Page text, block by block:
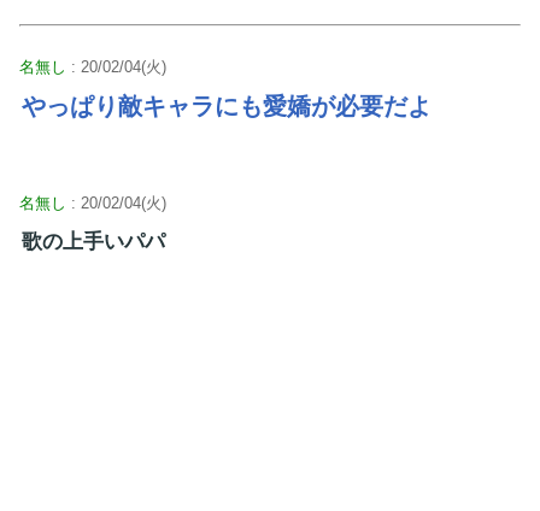
名無し : 20/02/04(火)
やっぱり敵キャラにも愛嬌が必要だよ
名無し : 20/02/04(火)
歌の上手いパパ